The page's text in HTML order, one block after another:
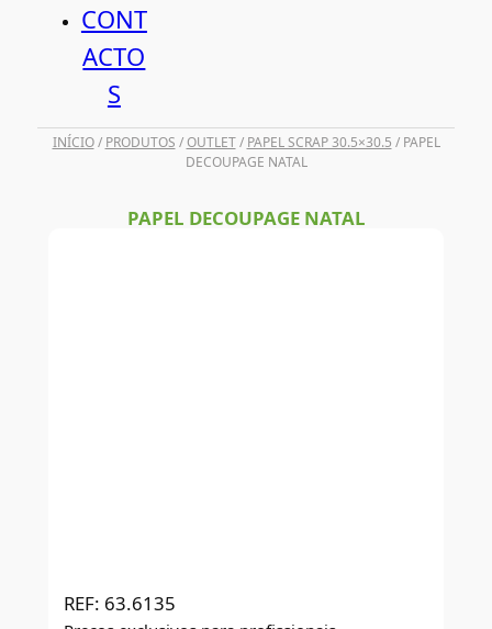
CONT
ACTO
S
INÍCIO/ PRODUTOS /OUTLET/ PAPEL SCRAP 30.5×30.5 / PAPEL
DECOUPAGE NATAL
PAPEL DECOUPAGE NATAL
REF: 63.6135